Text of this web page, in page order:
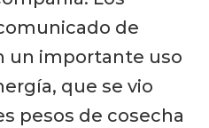
de
un importante uso
que se vio
pesos de cosecha